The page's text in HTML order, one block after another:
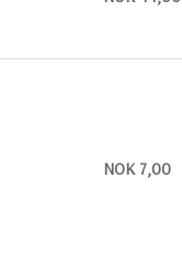
NOK 7,00